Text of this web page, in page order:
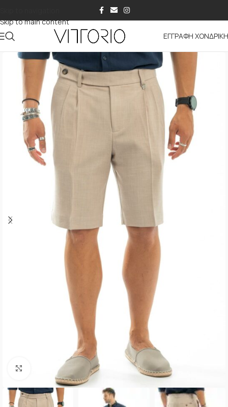
Skip to main content
ΕΓΓΡΑΦΗ
Κλικ για μεγέθυνση